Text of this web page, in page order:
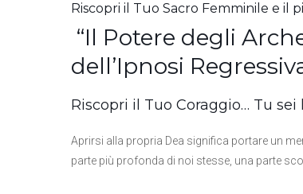
Riscopri il Tuo Sacro Femminile e il
“Il Potere degli
dell’Ipnosi
Riscopri il Tuo Coraggio… Tu sei
Aprirsi alla propria Dea significa portare un
parte più profonda di noi stesse, una parte